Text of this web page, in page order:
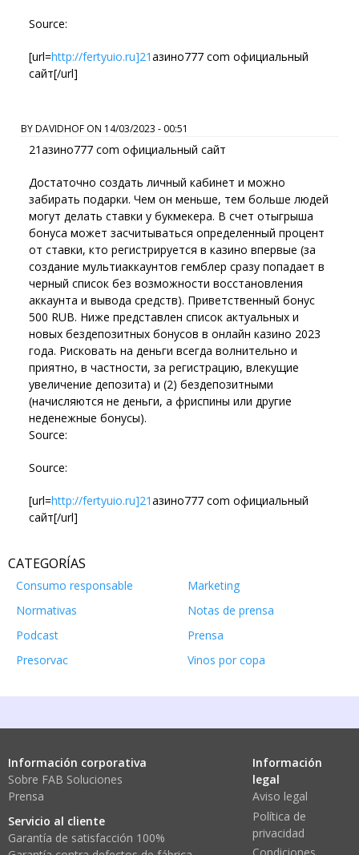
Source:
[url=http://fertyuio.ru]21азино777 com официальный
сайт[/url]
BYDAVIDHOF ON 14/03/2023 - 00:51
21азино777 com официальный сайт
Достаточно создать личный кабинет и можно
забирать подарки. Чем он меньше, тем больше людей
могут делать ставки у букмекера. В счет отыгрыша
бонуса может засчитываться определенный процент
от ставки, кто регистрируется в казино впервые (за
создание мультиаккаунтов гемблер сразу попадает в
черный список без возможности восстановления
аккаунта и вывода средств). Приветственный бонус
500 RUB. Ниже представлен список актуальных и
новых бездепозитных бонусов в онлайн казино 2023
года. Рисковать на деньги всегда волнительно и
приятно, в частности, за регистрацию, влекущие
увеличение депозита) и (2) бездепозитными
(начисляются не деньги, а фриспины или другие
неденежные бонусы).
Source:
Source:
[url=http://fertyuio.ru]21азино777 com официальный
сайт[/url]
CATEGORÍAS
Consumo responsable
Marketing
Normativas
Notas de prensa
Podcast
Prensa
Presorvac
Vinos por copa
Información corporativa
Sobre FAB Soluciones
Prensa
Servicio al cliente
Garantía de satisfacción 100%
Información
legal
Aviso legal
Política de
privacidad